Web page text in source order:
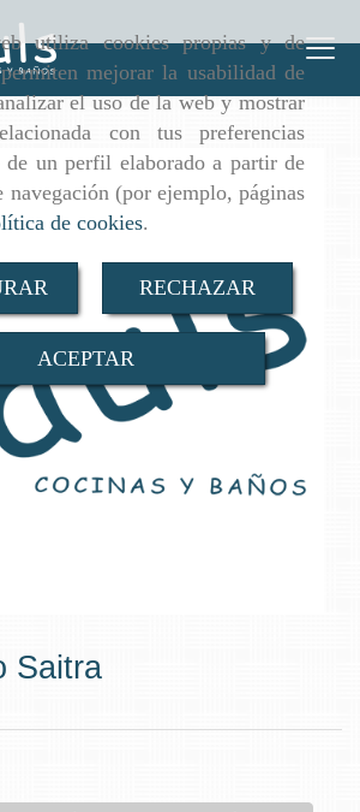
utiliza cookies propias y de
mejorar la usabilidad de
el uso de la web y mostrar
con tus preferencias
de un perfil elaborado a partir de
navegación (por ejemplo, páginas
de cookies.
RECHAZAR
ACEPTAR
Muebles de cocina
Saitra